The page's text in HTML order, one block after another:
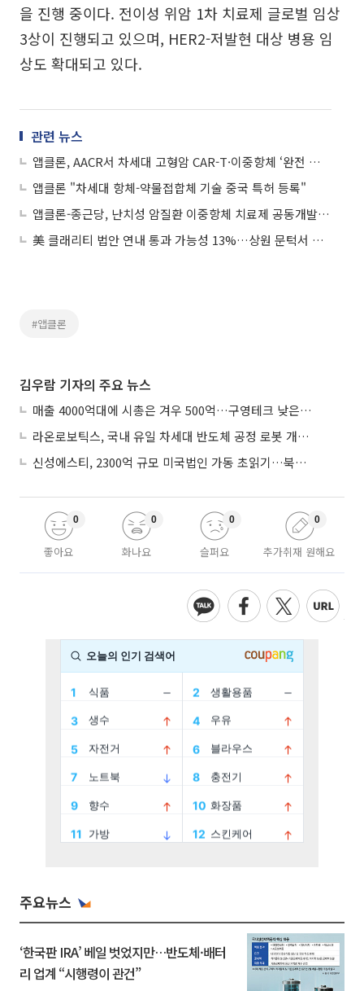
을 진행 중이다. 전이성 위암 1차 치료제 글로벌 임상
3상이 진행되고 있으며, HER2-저발현 대상 병용 임
상도 확대되고 있다.
관련 뉴스
앱클론, AACR서 차세대 고형암 CAR-T·이중항체 ‘완전 관해’ 등 소개
앱클론 "차세대 항체-약물접합체 기술 중국 특허 등록"
앱클론-종근당, 난치성 암질환 이중항체 치료제 공동개발…차세대 면역항암제 발굴
美 클래리티 법안 연내 통과 가능성 13%…상원 문턱서 제동
#앱클론
김우람 기자의 주요 뉴스
매출 4000억대에 시총은 겨우 500억…구영테크 낮은 몸값에 저가 승계 마무리
라온로보틱스, 국내 유일 차세대 반도체 공정 로봇 개발 ‘고객사 테스트 진행’
신성에스티, 2300억 규모 미국법인 가동 초읽기…북미 ESS 공략 본격화
좋아요
0
화나요
0
슬퍼요
0
추가취재 원해요
0
주요뉴스
‘한국판 IRA’ 베일 벗었지만…반도체·배터
리 업계 “시행령이 관건”